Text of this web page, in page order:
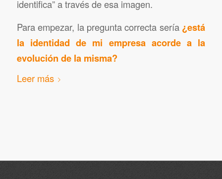
identifica” a través de esa imagen.
Para empezar, la pregunta correcta sería ¿está
la identidad de mi empresa acorde a la
evolución de la misma?
Leer más